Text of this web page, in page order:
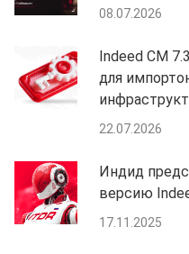
08.07.2026
Indeed CM
для
22.07.2026
Индид
версию
17.11.2025